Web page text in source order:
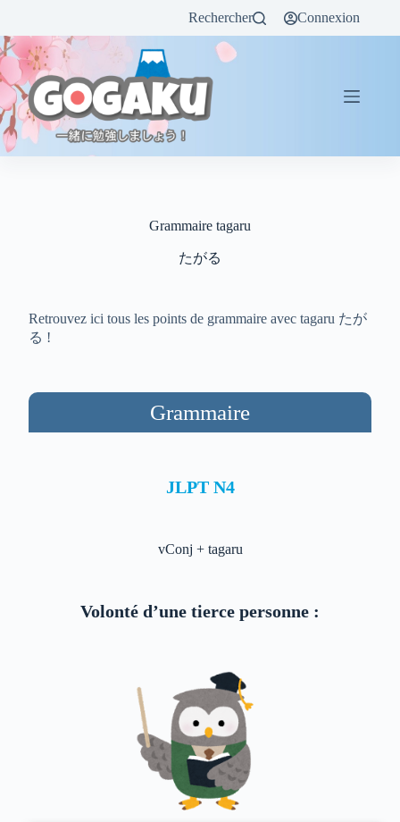
Rechercher Connexion
Grammaire tagaru
たがる
Retrouvez ici tous les points de grammaire avec tagaru たが
る !
Grammaire
JLPT N4
vConj + tagaru
Volonté d’une tierce personne :